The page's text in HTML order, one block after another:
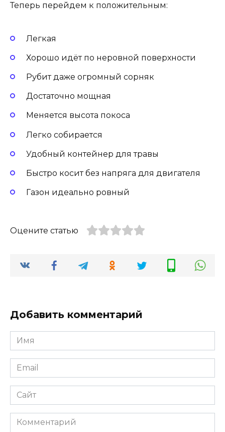
Теперь перейдем к положительным:
Легкая
Хорошо идёт по неровной поверхности
Рубит даже огромный сорняк
Достаточно мощная
Меняется высота покоса
Легко собирается
Удобный контейнер для травы
Быстро косит без напряга для двигателя
Газон идеально ровный
Оцените статью
Добавить комментарий
Имя
Email
Сайт
Комментарий